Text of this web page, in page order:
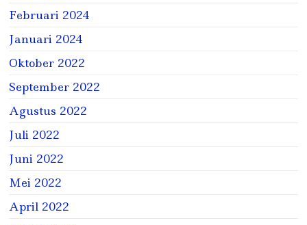
Februari 2024
Januari 2024
Oktober 2022
September 2022
Agustus 2022
Juli 2022
Juni 2022
Mei 2022
April 2022